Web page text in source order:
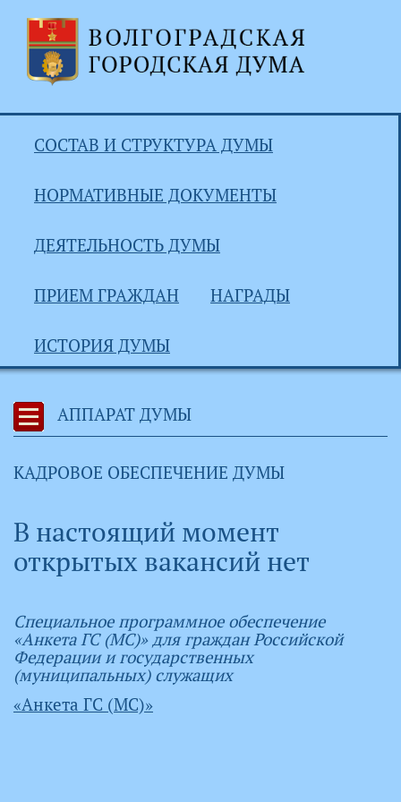
СОСТАВ И СТРУКТУРА ДУМЫ
НОРМАТИВНЫЕ ДОКУМЕНТЫ
ДЕЯТЕЛЬНОСТЬ ДУМЫ
ПРИЕМ ГРАЖДАН НАГРАДЫ
ИСТОРИЯ ДУМЫ
АППАРАТ ДУМЫ
КАДРОВОЕ ОБЕСПЕЧЕНИЕ ДУМЫ
В настоящий момент
открытых вакансий нет
Специальное программное обеспечение
«Анкета ГС (МС)» для граждан Российской
Федерации и государственных
(муниципальных) служащих
«Анкета ГС (МС)»